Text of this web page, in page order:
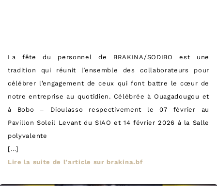
La fête du personnel de BRAKINA/SODIBO est une
tradition qui réunit l’ensemble des collaborateurs pour
célébrer l’engagement de ceux qui font battre le cœur de
notre entreprise au quotidien. Célébrée à Ouagadougou et
à Bobo – Dioulasso respectivement le 07 février au
Pavillon Soleil Levant du SIAO et 14 février 2026 à la Salle
polyvalente
[…]
Lire la suite de l’article sur brakina.bf